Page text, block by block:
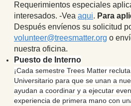
Requerimientos especiales
interesados. -Vea aqui. Para
Después envíenos su solicitud
volunteer@treesmatter.org o
nuestra oficina.
Puesto de Interno
¡Cada semestre Trees Matter
Universitario para que se unan a
ayudan a coordinar y a ejecutar
experiencia de primera mano con